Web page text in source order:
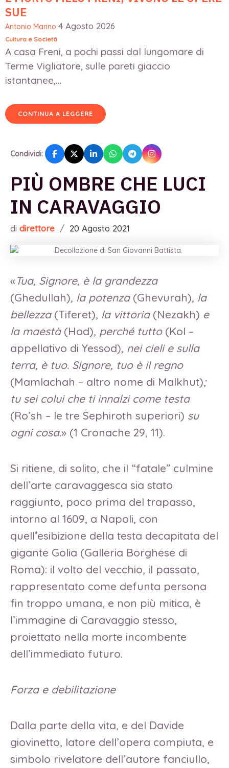
SUE
Antonio Marino 4 Agosto 2026
Cultura e Società
A casa Freni, a pochi passi dal lungomare di
Terme Vigliatore, sulle pareti giaccio
istantanee,...
CONTINUA A LEGGERE
Condividi:
PIÙ OMBRE CHE LUCI
IN CARAVAGGIO
di direttore / 20 Agosto 2021
«Tua, Signore, è la grandezza
(Ghedullah), la potenza(Ghevurah), la
bellezza(Tiferet), la vittoria(Nezakh) e
la maestà(Hod), perché tutto(Kol –
appellativo di Yessod), nei cieli e sulla
terra, è tuo. Signore, tuo è il regno
(Mamlachah – altro nome di Malkhut);
tu sei colui che ti innalzi come testa
(Ro’sh – le tre Sephiroth superiori) su
ogni cosa.» (1 Cronache 29, 11).
Si ritiene, di solito, che il “fatale” culmine
dell’arte caravaggesca sia stato
raggiunto, poco prima del trapasso,
intorno al 1609, a Napoli, con
quell’esibizione della testa decapitata del
gigante Golia (Galleria Borghese di
Roma): il volto del vecchio, il passato,
rappresentato come defunta persona
fin troppo umana, e non più mitica, è
l’immagine di Caravaggio stesso,
proiettato nella morte incombente
dell’immediato futuro.
Forza e debilitazione
Dalla parte della vita, e del Davide
giovinetto, latore dell’opera compiuta, e
simbolo rivelatore dell’autore fanciullo,